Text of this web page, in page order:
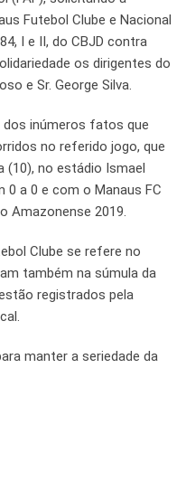
Futebol Clube e Nacional
I e II, do CBJD contra
os dirigentes do
e Sr. George Silva.
inúmeros fatos que
no referido jogo, que
no estádio Ismael
0 a 0 e com o Manaus FC
Amazonense 2019.
Clube se refere no
também na súmula da
registrados pela
manter a seriedade da